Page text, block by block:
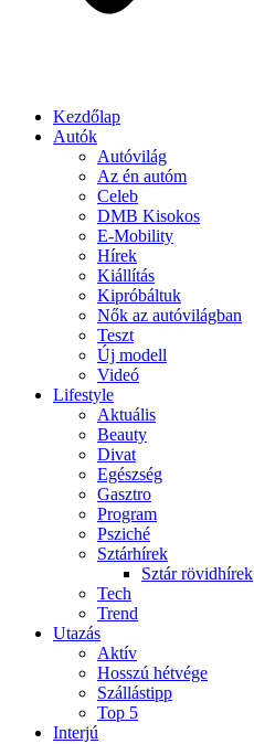
Kezdőlap
Autók
Autóvilág
Az én autóm
Celeb
DMB Kisokos
E-Mobility
Hírek
Kiállítás
Kipróbáltuk
Nők az autóvilágban
Teszt
Új modell
Videó
Lifestyle
Aktuális
Beauty
Divat
Egészség
Gasztro
Program
Psziché
Sztárhírek
Sztár rövidhírek
Tech
Trend
Utazás
Aktív
Hosszú hétvége
Szállástipp
Top 5
Interjú